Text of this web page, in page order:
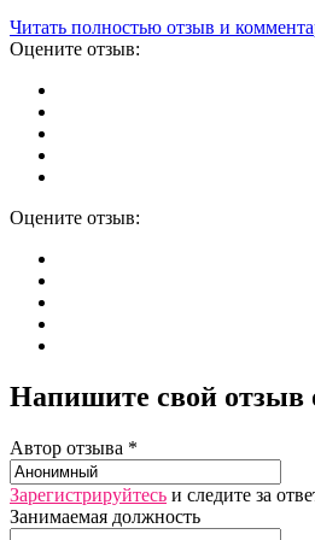
Читать полностью отзыв и
Оцените отзыв:
Оцените отзыв:
Напишите свой
Автор отзыва *
Зарегистрируйтесь и следите за
Занимаемая должность